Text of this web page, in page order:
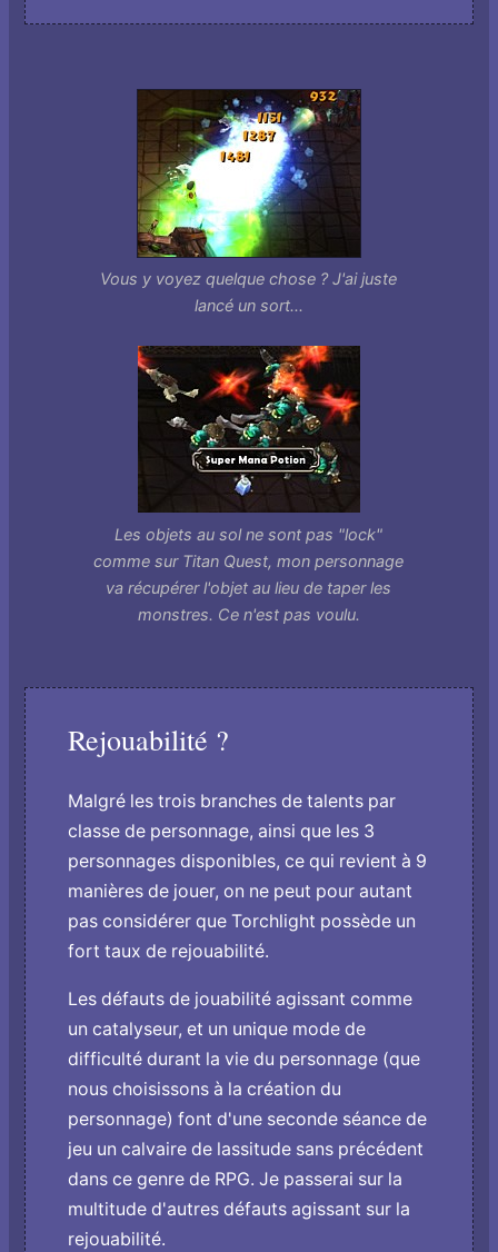
Vous y voyez quelque chose ? J'ai juste
lancé un sort...
Les objets au sol ne sont pas "lock"
comme sur Titan Quest, mon personnage
va récupérer l'objet au lieu de taper les
monstres. Ce n'est pas voulu.
Rejouabilité ?
Malgré les trois branches de talents par
classe de personnage, ainsi que les 3
personnages disponibles, ce qui revient à 9
manières de jouer, on ne peut pour autant
pas considérer que Torchlight possède un
fort taux de rejouabilité.
Les défauts de jouabilité agissant comme
un catalyseur, et un unique mode de
difficulté durant la vie du personnage (que
nous choisissons à la création du
personnage) font d'une seconde séance de
jeu un calvaire de lassitude sans précédent
dans ce genre de RPG. Je passerai sur la
multitude d'autres défauts agissant sur la
rejouabilité.